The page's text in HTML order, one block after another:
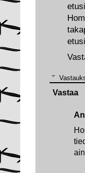
Vastaa